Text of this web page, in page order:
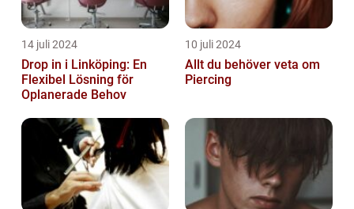
14 juli 2024
Drop in i Linköping: En
Flexibel Lösning för
Oplanerade Behov
10 juli 2024
Allt du behöver veta om
Piercing